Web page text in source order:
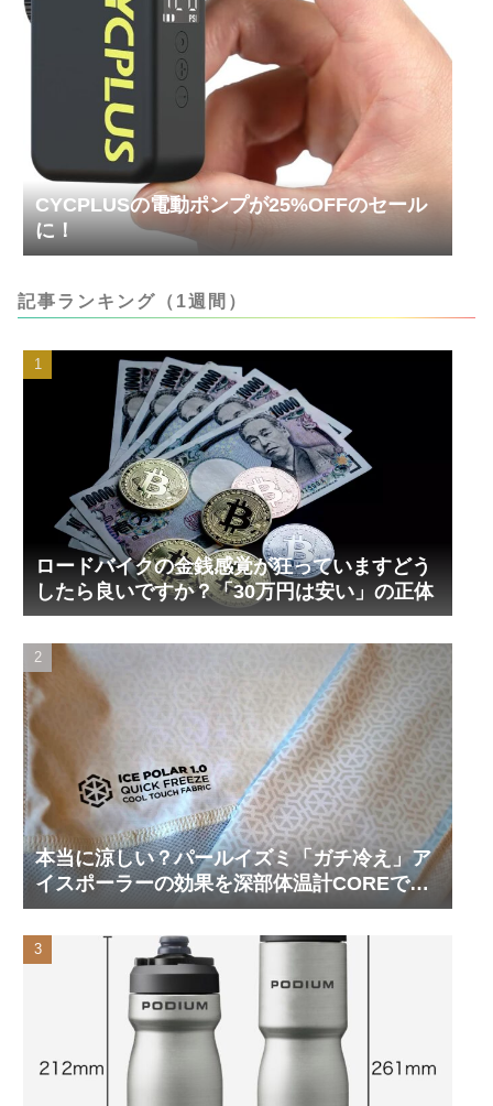
CYCPLUSの電動ポンプが25%OFFのセール
に！
記事ランキング（1週間）
ロードバイクの金銭感覚が狂っていますどう
したら良いですか？「30万円は安い」の正体
本当に涼しい？パールイズミ「ガチ冷え」ア
イスポーラーの効果を深部体温計COREで測
ってみた